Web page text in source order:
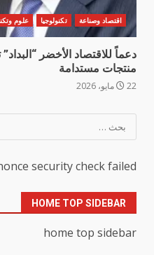
اقتصاد وصناعة تكنولوجيا علوم
دعماً للاقتصاد الأخضر
منتجات مستدامة
22 مايو، 2026
عن:
security check failed.
HOME TOP SIDEBAR
home top sidebar